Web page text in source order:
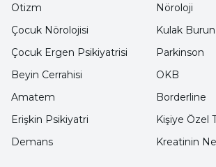
Opiad Morfin Testi:
Morfin ve
tespiti için kullanılır. Bu test,
opiatların varlığını ve miktarını
kullanılır.
Petidin Testi:
Sentetik
Otizm
Çocuk Nörolojisi
Nöroloji
Kulak
Çocuk Ergen Psikiyatrisi
Beyin Cerrahisi
Amatem
Erişkin Psikiyatri
Demans
Parkinson
OKB
Borderline
Kişiye Özel
Kreatinin